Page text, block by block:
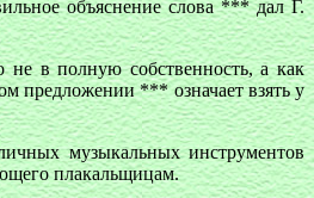
объяснение слова *** дал Г.
не в полную собственность, а как
предложении *** означает взять у
музыкальных инструментов
плакальщицам.